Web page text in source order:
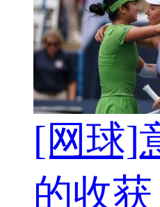
[网球]
的收